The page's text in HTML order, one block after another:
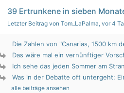
39 Ertrunkene in sieben
Letzter Beitrag von Tom_LaPalma, vor 4
Die Zahlen von "Canarias, 1500 km
Das wäre mal ein vernünftiger
Ich sehe das jeden Sommer am
Was in der Debatte oft untergeht:
alle beiträge ansehen